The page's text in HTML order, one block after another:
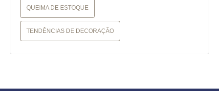
QUEIMA DE ESTOQUE
TENDÊNCIAS DE DECORAÇÃO